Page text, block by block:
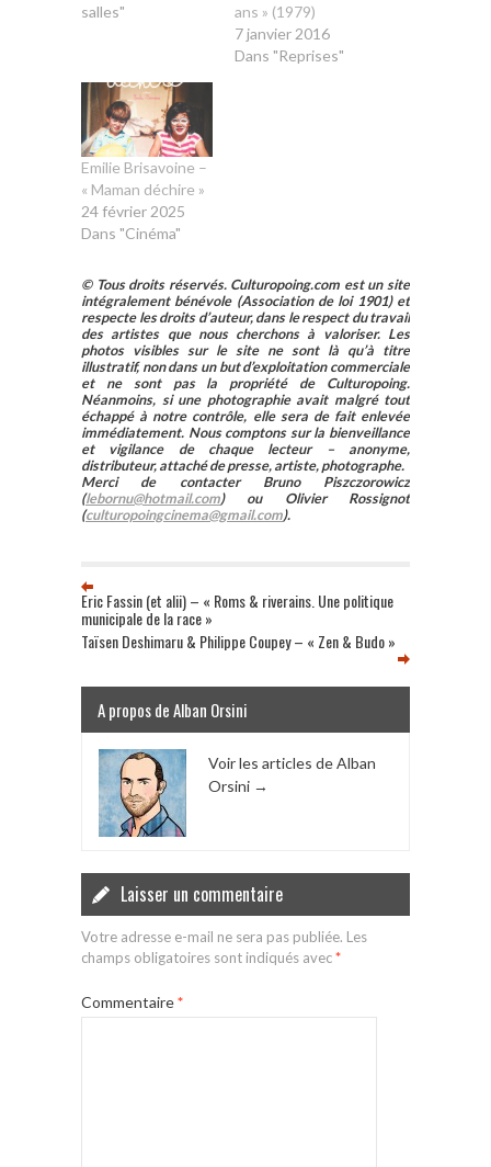
salles"
ans » (1979)
7 janvier 2016
Dans "Reprises"
Emilie Brisavoine –
« Maman déchire »
24 février 2025
Dans "Cinéma"
© Tous droits réservés. Culturopoing.com est un site
intégralement bénévole (Association de loi 1901) et
respecte les droits d’auteur, dans le respect du travail
des artistes que nous cherchons à valoriser. Les
photos visibles sur le site ne sont là qu’à titre
illustratif, non dans un but d’exploitation commerciale
et ne sont pas la propriété de Culturopoing.
Néanmoins, si une photographie avait malgré tout
échappé à notre contrôle, elle sera de fait enlevée
immédiatement. Nous comptons sur la bienveillance
et vigilance de chaque lecteur – anonyme,
distributeur, attaché de presse, artiste, photographe.
Merci de contacter Bruno Piszczorowicz
(lebornu@hotmail.com) ou Olivier Rossignot
(culturopoingcinema@gmail.com).
Eric Fassin (et alii) – « Roms & riverains. Une politique
municipale de la race »
Taïsen Deshimaru & Philippe Coupey – « Zen & Budo »
A propos de Alban Orsini
Voir les articles de Alban
Orsini →
Laisser un commentaire
Votre adresse e-mail ne sera pas publiée. Les
champs obligatoires sont indiqués avec*
Commentaire*